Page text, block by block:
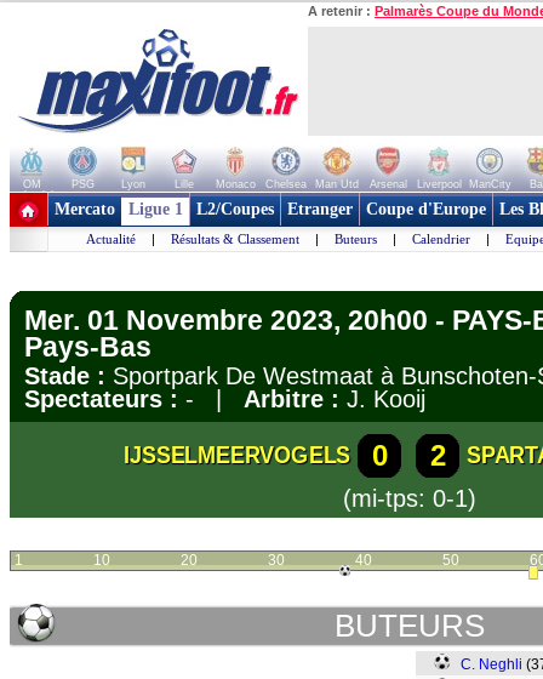
A retenir : Palmarès Coupe du
OM PSG Lyon Lille Monaco Chelsea Man Utd Arsenal Liverpool ManCity
+ de clubs
Mercato Ligue 1 L2/Coupes Etranger Coupe d'Europe Les
Actualité | Résultats & Classement | Buteurs | Calendrier |
Mer. 01 Novembre 2023, 20h00 -
Pays-Bas
Stade : Sportpark De Westmaat à
Spectateurs : - | Arbitre : J. Kooij
IJSSELMEERVOGELS 0 2
(mi-tps: 0-1)
1 10 20 30 40 50
BUTEURS
C. Neghli